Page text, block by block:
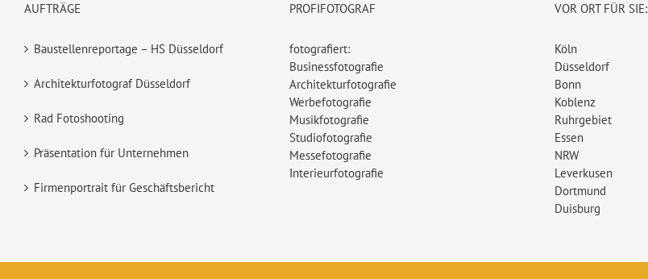
AUFTRÄGE
Baustellenreportage – HS Düsseldorf
Architekturfotograf Düsseldorf
Rad Fotoshooting
Präsentation für Unternehmen
Firmenportrait für Geschäftsbericht
PROFIFOTOGRAF
fotografiert:
Businessfotografie
Architekturfotografie
Werbefotografie
Musikfotografie
Studiofotografie
Messefotografie
Interieurfotografie
VOR ORT FÜR SIE:
Köln
Düsseldorf
Bonn
Koblenz
Ruhrgebiet
Essen
NRW
Leverkusen
Dortmund
Duisburg